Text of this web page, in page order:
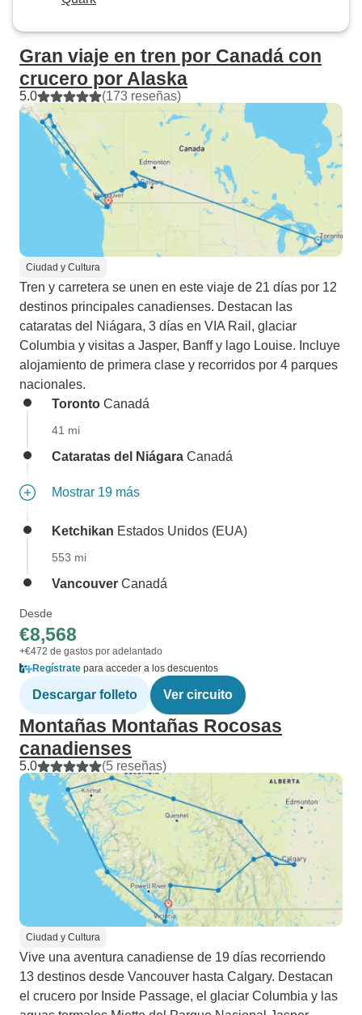
Gran viaje en tren por Canadá con
crucero por Alaska
5.0 (173 reseñas)
Ciudad y Cultura
Tren y carretera se unen en este viaje de 21 días por 12
destinos principales canadienses. Destacan las
cataratas del Niágara, 3 días en VIA Rail, glaciar
Columbia y visitas a Jasper, Banff y lago Louise. Incluye
alojamiento de primera clase y recorridos por 4 parques
nacionales.
Toronto Canadá
41 mi
Cataratas del Niágara Canadá
Mostrar 19 más
Ketchikan Estados Unidos (EUA)
553 mi
Vancouver Canadá
Desde
€8,568
+€472 de gastos por adelantado
Regístrate para acceder a los descuentos
Descargar folleto Ver circuito
Montañas Montañas Rocosas
canadienses
5.0 (5 reseñas)
Ciudad y Cultura
Vive una aventura canadiense de 19 días recorriendo
13 destinos desde Vancouver hasta Calgary. Destacan
el crucero por Inside Passage, el glaciar Columbia y las